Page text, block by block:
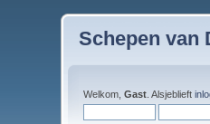
Schepen van
Welkom,Gast . Alsjeblieft